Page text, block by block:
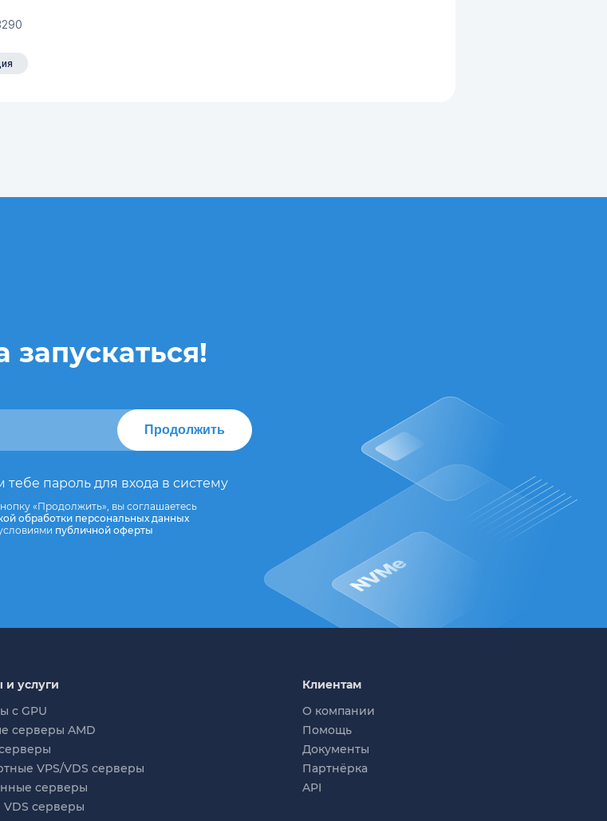
запускаться!
Продолжить
пароль для входа в систему
«Продолжить», вы соглашаетесь
обработки персональных данных
публичной оферты
услуги
с GPU
серверы AMD
VPS/VDS серверы
серверы
серверы
Клиентам
О компании
Помощь
Документы
Партнёрка
API